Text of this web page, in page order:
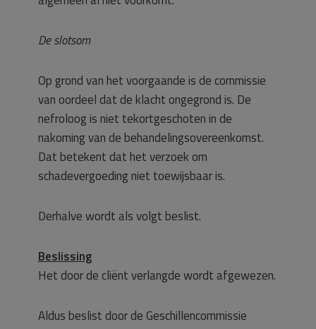
De slotsom
Op grond van het voorgaande is de commissie
van oordeel dat de klacht ongegrond is. De
nefroloog is niet tekortgeschoten in de
nakoming van de behandelingsovereenkomst.
Dat betekent dat het verzoek om
schadevergoeding niet toewijsbaar is.
Derhalve wordt als volgt beslist.
Beslissing
Het door de cliënt verlangde wordt afgewezen.
Aldus beslist door de Geschillencommissie